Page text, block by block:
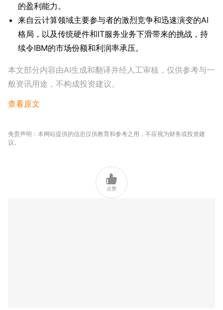
的盈利能力。
来自云计算领域主要参与者的激烈竞争和迅速演变的AI
格局，以及传统硬件和IT服务业务下滑带来的挑战，持
续令IBM的市场份额和利润率承压。
本文部分内容由AI生成和翻译并经人工审核，仅供参考与一
般资讯用途，不构成投资建议。
查看原文
免责声明：本网站提供的信息仅供教育和参考之用，不应视为财务或投资建
议。

点赞